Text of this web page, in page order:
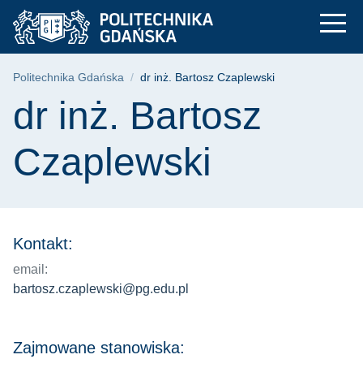
Przejdź
do
menu
Przejdź
do
wyszukiwarki
Przejdź
do
treści
dr inż. Bartosz
Ścieżka nawigacyjna
Politechnika Gdańska dr inż. Bartosz Czaplewski
Treść strony
dr inż. Bartosz
Czaplewski
Kontakt:
email:
bartosz.czaplewski@pg.edu.pl
Zajmowane stanowiska: